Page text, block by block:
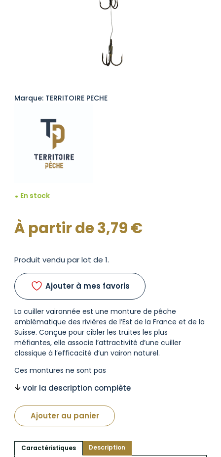
Marque: TERRITOIRE PECHE
En stock
À partir de3,79€
Produit vendu par lot de 1.
Ajouter à mes favoris
La cuiller vaironnée est une monture de pêche
emblématique des rivières de l’Est de la France et de la
Suisse. Conçue pour cibler les truites les plus
méfiantes, elle associe l’attractivité d’une cuiller
classique à l’efficacité d’un vairon naturel.
Ces montures ne sont pas
voir la description complète
Ajouter au panier
Caractéristiques Description